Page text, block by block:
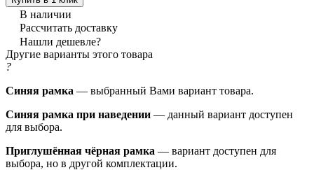
В наличии
Рассчитать доставку
Нашли дешевле?
Другие варианты этого товара
?
Синяя рамка — выбранный Вами вариант товара.
Синяя рамка при наведении — данный вариант доступен
для выбора.
Приглушённая чёрная рамка — вариант доступен для
выбора, но в другой комплектации.